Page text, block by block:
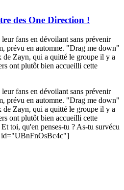
des One Direction !
fans en dévoilant sans prévenir
prévu en automne. "Drag me down"
de Zayn, qui a quitté le groupe il y a
ont plutôt bien accueilli cette
fans en dévoilant sans prévenir
prévu en automne. "Drag me down"
de Zayn, qui a quitté le groupe il y a
ont plutôt bien accueilli cette
toi, qu'en penses-tu ? As-tu survécu
id="UBnFnOsBc4c"]